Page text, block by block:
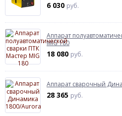
6 030 руб.
Аппарат
MIG 180
18 080 руб.
Аппарат сварочный
28 365 руб.